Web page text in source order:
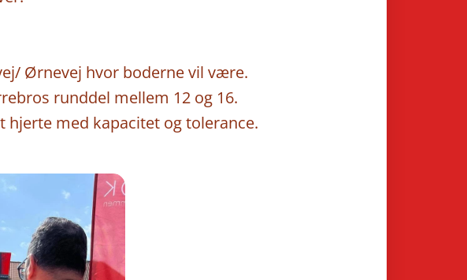
Ørnevej hvor boderne vil være.
runddel mellem 12 og 16.
med kapacitet og tolerance.